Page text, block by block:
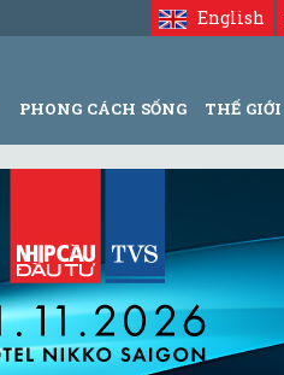
English
PHONG CÁCH SỐNG THẾ GIỚI